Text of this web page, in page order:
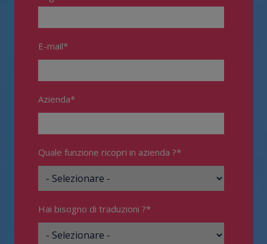
E-mail*
Azienda*
Quale funzione ricopri in azienda ?*
Hai bisogno di traduzioni ?*